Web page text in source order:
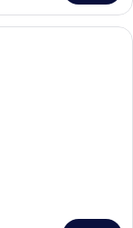
poolområde